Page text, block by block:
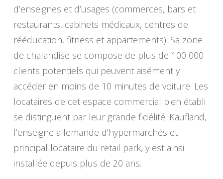
d’enseignes et d’usages (commerces, bars et
restaurants, cabinets médicaux, centres de
rééducation, fitness et appartements). Sa zone
de chalandise se compose de plus de 100 000
clients potentiels qui peuvent aisément y
accéder en moins de 10 minutes de voiture. Les
locataires de cet espace commercial bien établi
se distinguent par leur grande fidélité. Kaufland,
l’enseigne allemande d’hypermarchés et
principal locataire du retail park, y est ainsi
installée depuis plus de 20 ans.